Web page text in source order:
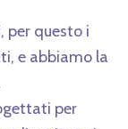
per questo i
e abbiamo la
per